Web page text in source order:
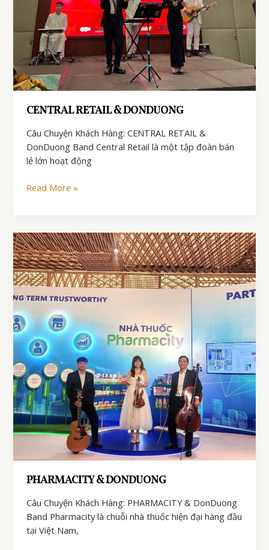
CENTRAL RETAIL & DONDUONG
Câu Chuyện Khách Hàng: CENTRAL RETAIL &
DonDuong Band Central Retail là một tập đoàn bán
lẻ lớn hoạt động
CENTRAL
Read More »
PHARMACITY & DONDUONG
Câu Chuyện Khách Hàng: PHARMACITY & DonDuong
Band Pharmacity là chuỗi nhà thuốc hiện đại hàng đầu
tại Việt Nam,